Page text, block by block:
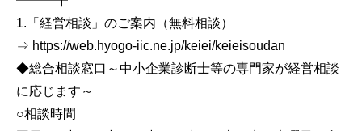
1.「経営相談」のご案内（無料相談）
⇒ https://web.hyogo-iic.ne.jp/keiei/keieisoudan
◆総合相談窓口～中小企業診断士等の専門家が経営相談
に応じます～
○相談時間